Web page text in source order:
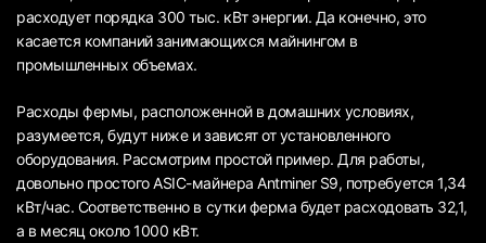
расходует порядка 300 тыс. кВт энергии. Да конечно, это
касается компаний занимающихся майнингом в
промышленных объемах.
Расходы фермы, расположенной в домашних условиях,
разумеется, будут ниже и зависят от установленного
оборудования. Рассмотрим простой пример. Для работы,
довольно простого ASIC-майнера Antminer S9, потребуется 1,34
кВт/час. Соответственно в сутки ферма будет расходовать 32,1,
а в месяц около 1000 кВт.